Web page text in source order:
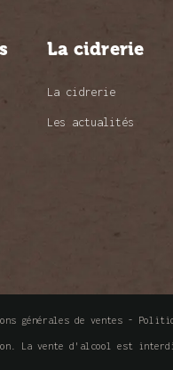
La cidrerie
La cidrerie
Les actualités
générales de ventes -
La vente d'alcool est